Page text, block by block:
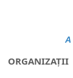
A
ORGANIZAȚII